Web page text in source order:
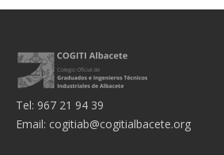
Tel: 967 21 94 39
Email: cogitiab@cogitialbacete.org